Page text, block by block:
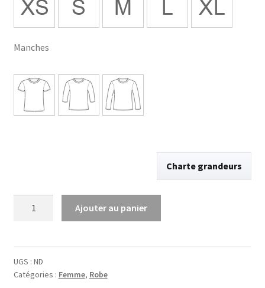
Manches
Charte grandeurs
Ajouter au panier
UGS : ND
Catégories : Femme, Robe